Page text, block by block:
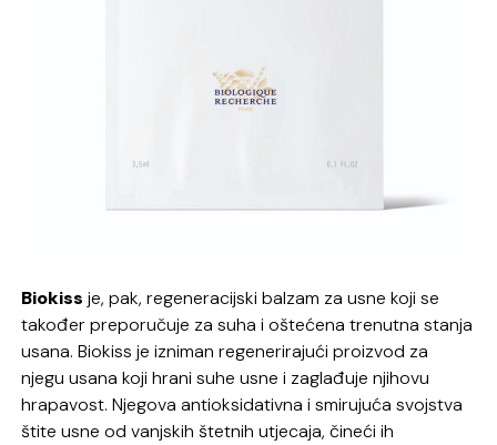
Biokiss je, pak, regeneracijski balzam za usne koji se
također preporučuje za suha i oštećena trenutna stanja
usana. Biokiss je izniman regenerirajući proizvod za
njegu usana koji hrani suhe usne i zaglađuje njihovu
hrapavost. Njegova antioksidativna i smirujuća svojstva
štite usne od vanjskih štetnih utjecaja, čineći ih